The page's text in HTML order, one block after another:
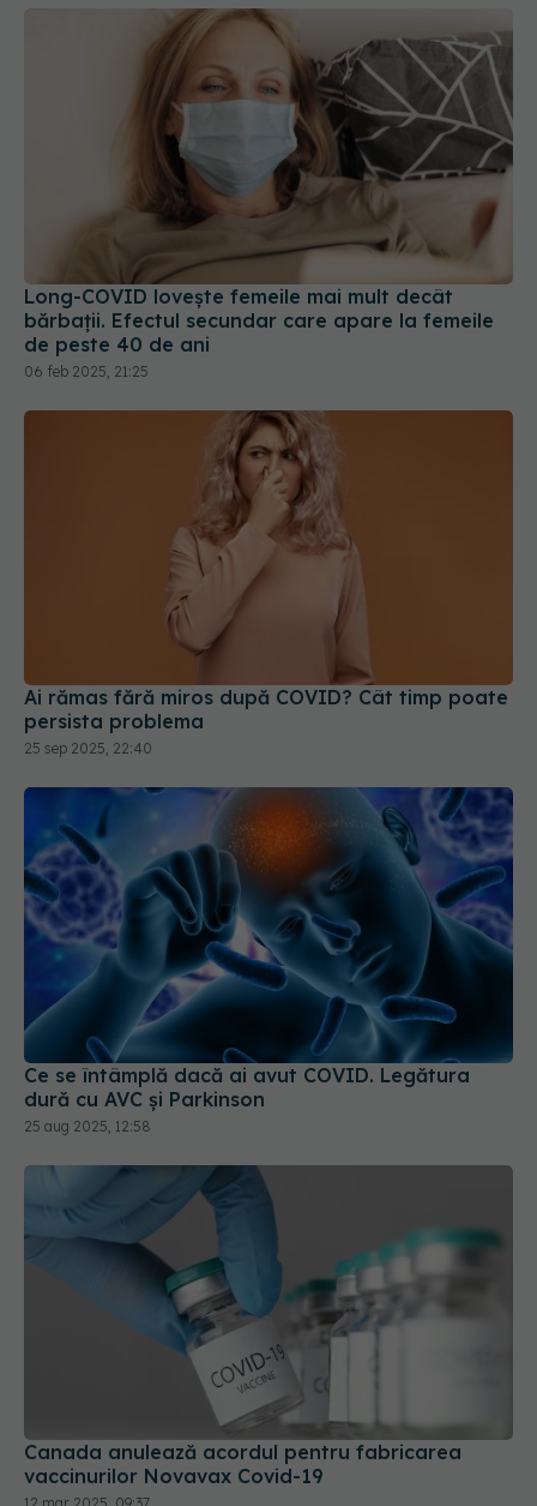
Long-COVID lovește femeile mai mult decât
bărbații. Efectul secundar care apare la femeile
de peste 40 de ani
06 feb 2025, 21:25
Ai rămas fără miros după COVID? Cât timp poate
persista problema
Ce se întâmplă dacă ai avut COVID. Legătura
dură cu AVC și Parkinson
25 aug 2025, 12:58
Canada anulează acordul pentru fabricarea
vaccinurilor Novavax Covid-19